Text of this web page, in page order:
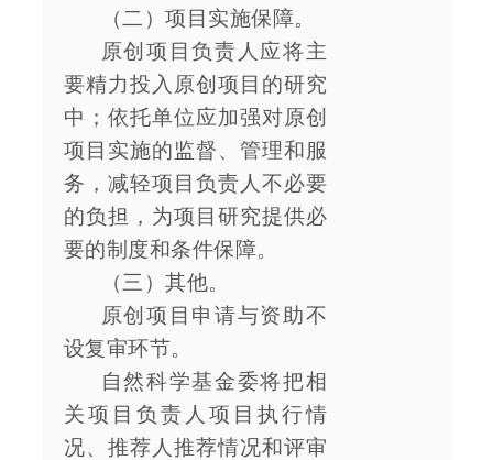
（二）项目实施保障。
原创项目负责人应将主
要精力投入原创项目的研究
中；依托单位应加强对原创
项目实施的监督、管理和服
务，减轻项目负责人不必要
的负担，为项目研究提供必
要的制度和条件保障。
（三）其他。
原创项目申请与资助不
设复审环节。
自然科学基金委将把相
关项目负责人项目执行情
况、推荐人推荐情况和评审